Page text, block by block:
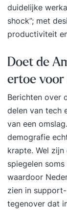
duidelijke
shock”; met
productiviteit
Doet de
ertoe voor
Berichten over
delen van tech
van een
demografie
krapte. Wel
spiegelen
waardoor
zien in
tegenover dat